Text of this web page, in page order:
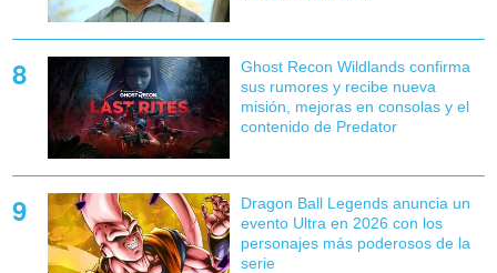
Ghost Recon Wildlands confirma
sus rumores y recibe nueva
misión, mejoras en consolas y el
contenido de Predator
Dragon Ball Legends anuncia un
evento Ultra en 2026 con los
personajes más poderosos de la
serie